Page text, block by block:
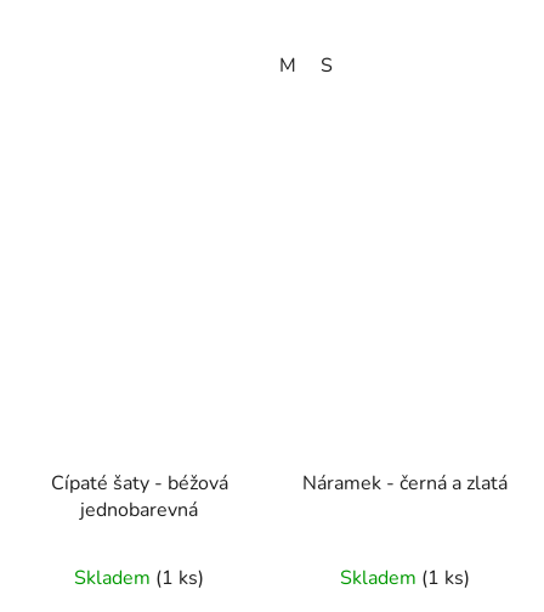
M S
Cípaté šaty - béžová
jednobarevná
Skladem (1 ks)
Náramek - černá a zlatá
Skladem (1 ks)